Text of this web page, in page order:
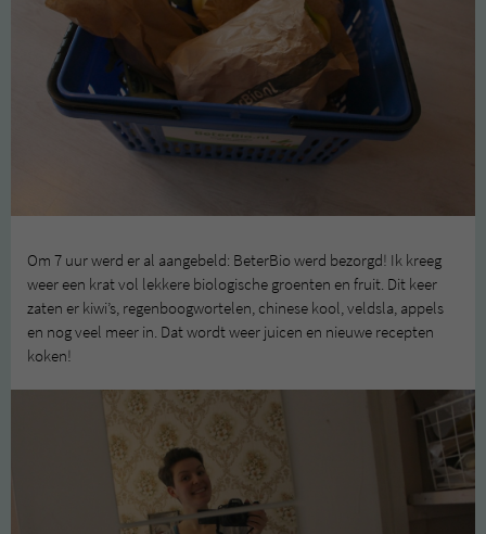
Om 7 uur werd er al aangebeld: BeterBio werd bezorgd! Ik kreeg
weer een krat vol lekkere biologische groenten en fruit. Dit keer
zaten er kiwi’s, regenboogwortelen, chinese kool, veldsla, appels
en nog veel meer in. Dat wordt weer juicen en nieuwe recepten
koken!